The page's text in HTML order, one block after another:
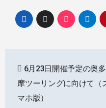
稿
ナ
6月23日開催予定の奥多
摩ツーリングに向けて（
マホ版）